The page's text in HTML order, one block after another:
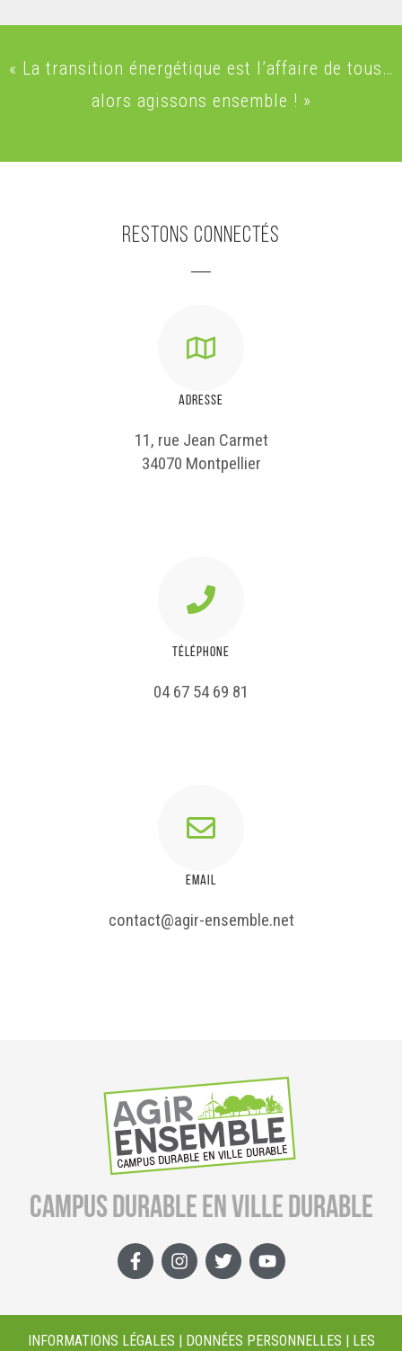
« La transition énergétique est l’affaire de tous…
alors agissons ensemble ! »
Restons connectés
ADRESSE
11, rue Jean Carmet
34070 Montpellier
TÉLÉPHONE
04 67 54 69 81
EMAIL
contact@agir-ensemble.net
CAMPUS DURABLE EN VILLE DURABLE
INFORMATIONS LÉGALES | DONNÉES PERSONNELLES | LES